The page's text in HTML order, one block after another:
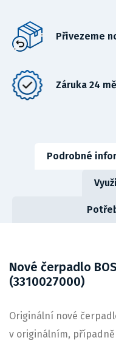
Přivezeme
Záruka 24
Podrobné
Nové čerpadlo
(3310027000)
Originální nové
v originálním,